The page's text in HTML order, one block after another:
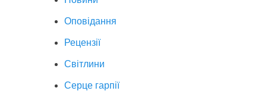
Оповідання
Рецензії
Світлини
Серце гарпії